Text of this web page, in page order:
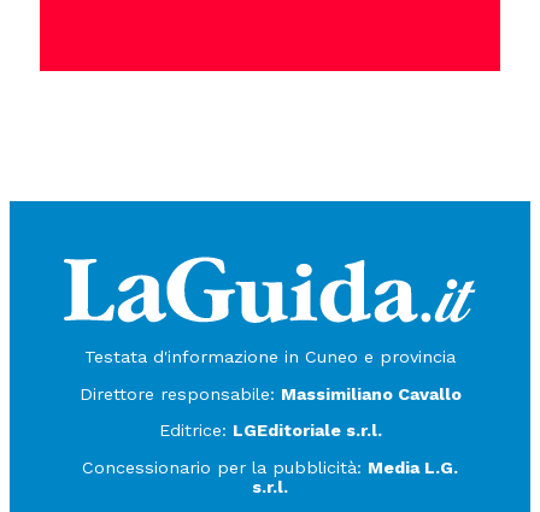
Testata d'informazione in Cuneo e provincia
Direttore responsabile: Massimiliano Cavallo
Editrice: LGEditoriale s.r.l.
Concessionario per la pubblicità: Media L.G.
s.r.l.